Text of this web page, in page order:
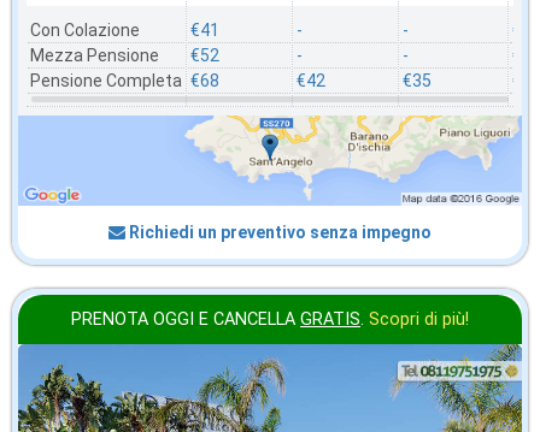
Con Colazione
Mezza Pensione
Pensione Completa
€41
€52
€68
-
-
€42
-
-
€35
€32
€42
€57
Richiedi un preventivo senza impegno
PRENOTA OGGI E CANCELLA GRATIS. Scopri di più!
ottobre